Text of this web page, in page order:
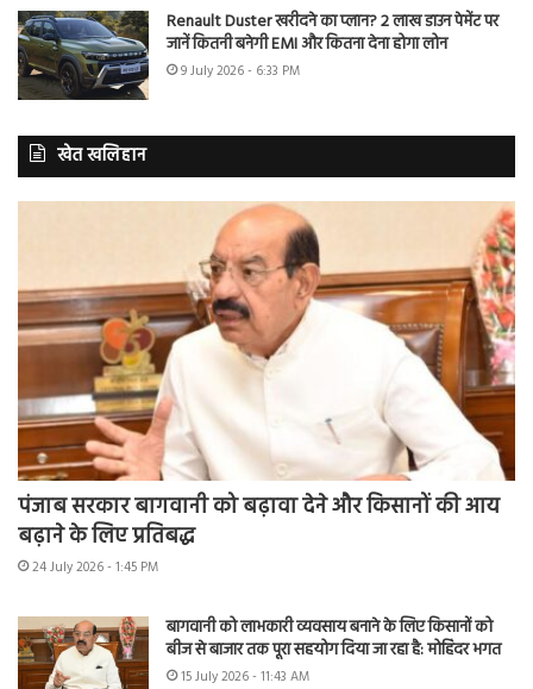
Renault Duster खरीदने का प्लान? 2 लाख डाउन पेमेंट पर
जानें कितनी बनेगी EMI और कितना देना होगा लोन
9 July 2026 - 6:33 PM
खेत खलिहान
पंजाब सरकार बागवानी को बढ़ावा देने और किसानों की आय
बढ़ाने के लिए प्रतिबद्ध
24 July 2026 - 1:45 PM
बागवानी को लाभकारी व्यवसाय बनाने के लिए किसानों को
बीज से बाजार तक पूरा सहयोग दिया जा रहा है: मोहिंदर भगत
15 July 2026 - 11:43 AM